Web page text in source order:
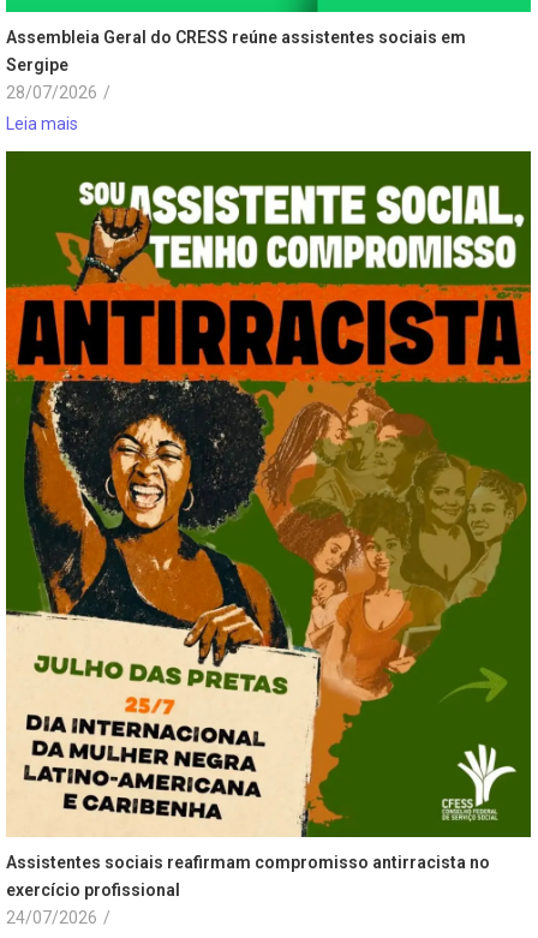
Assembleia Geral do CRESS reúne assistentes sociais em
Sergipe
28/07/2026 /
Leia mais
Assistentes sociais reafirmam compromisso antirracista no
exercício profissional
24/07/2026 /